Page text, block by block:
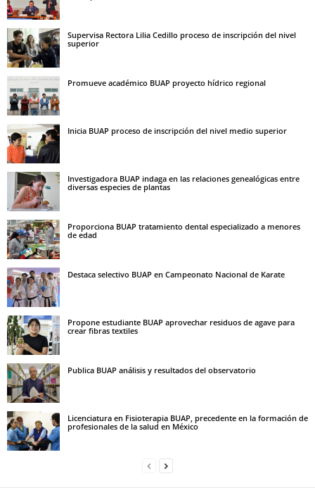
Supervisa Rectora Lilia Cedillo proceso de inscripción del nivel
superior
Promueve académico BUAP proyecto hídrico regional
Inicia BUAP proceso de inscripción del nivel medio superior
Investigadora BUAP indaga en las relaciones genealógicas entre
diversas especies de plantas
Proporciona BUAP tratamiento dental especializado a menores
de edad
Destaca selectivo BUAP en Campeonato Nacional de Karate
Propone estudiante BUAP aprovechar residuos de agave para
crear fibras textiles
Publica BUAP análisis y resultados del observatorio
Licenciatura en Fisioterapia BUAP, precedente en la formación de
profesionales de la salud en México